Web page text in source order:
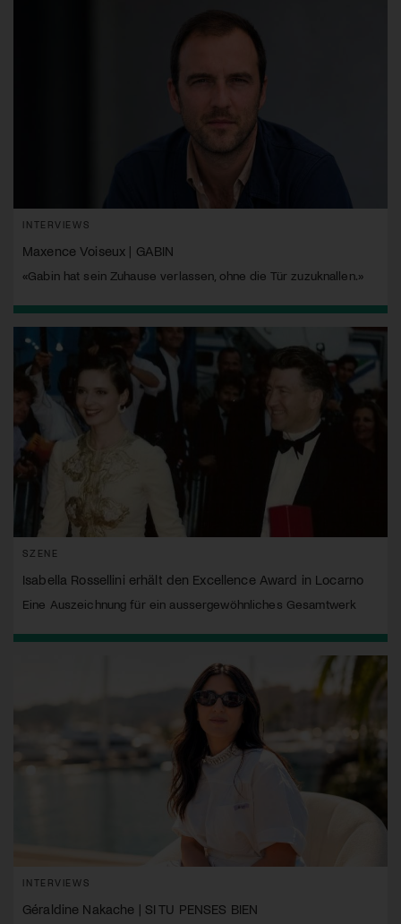
INTERVIEWS
Maxence Voiseux | GABIN
«Gabin hat sein Zuhause verlassen, ohne die Tür zuzuknallen.»
SZENE
Isabella Rossellini erhält den Excellence Award in Locarno
Eine Auszeichnung für ein aussergewöhnliches Gesamtwerk
INTERVIEWS
Géraldine Nakache | SI TU PENSES BIEN